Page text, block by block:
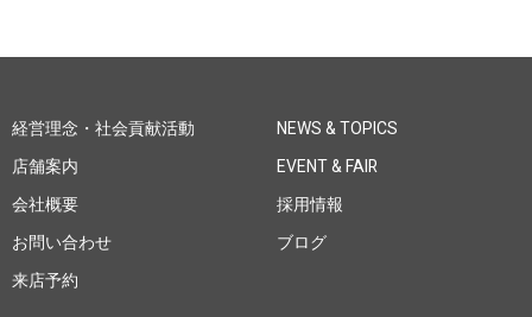
経営理念・社会貢献活動
店舗案内
会社概要
お問い合わせ
来店予約
NEWS & TOPICS
EVENT & FAIR
採用情報
ブログ